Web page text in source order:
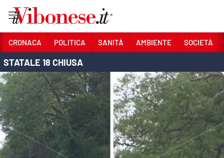
Sezioni
CRONACA
POLITICA
SANITÀ
AMBIENTE
CRONACA POLITICA SANITÀ AMBIENTE SOCIETÀ
STATALE 18 CHIUSA